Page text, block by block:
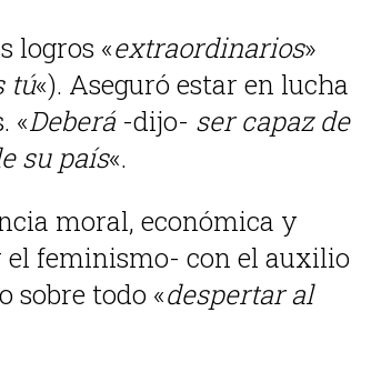
logros «extraordinarios»
tú«). Aseguró estar en lucha
«Deberá-dijo- ser capaz de
su país«.
moral, económica y
el feminismo- con el auxilio
sobre todo «despertar al